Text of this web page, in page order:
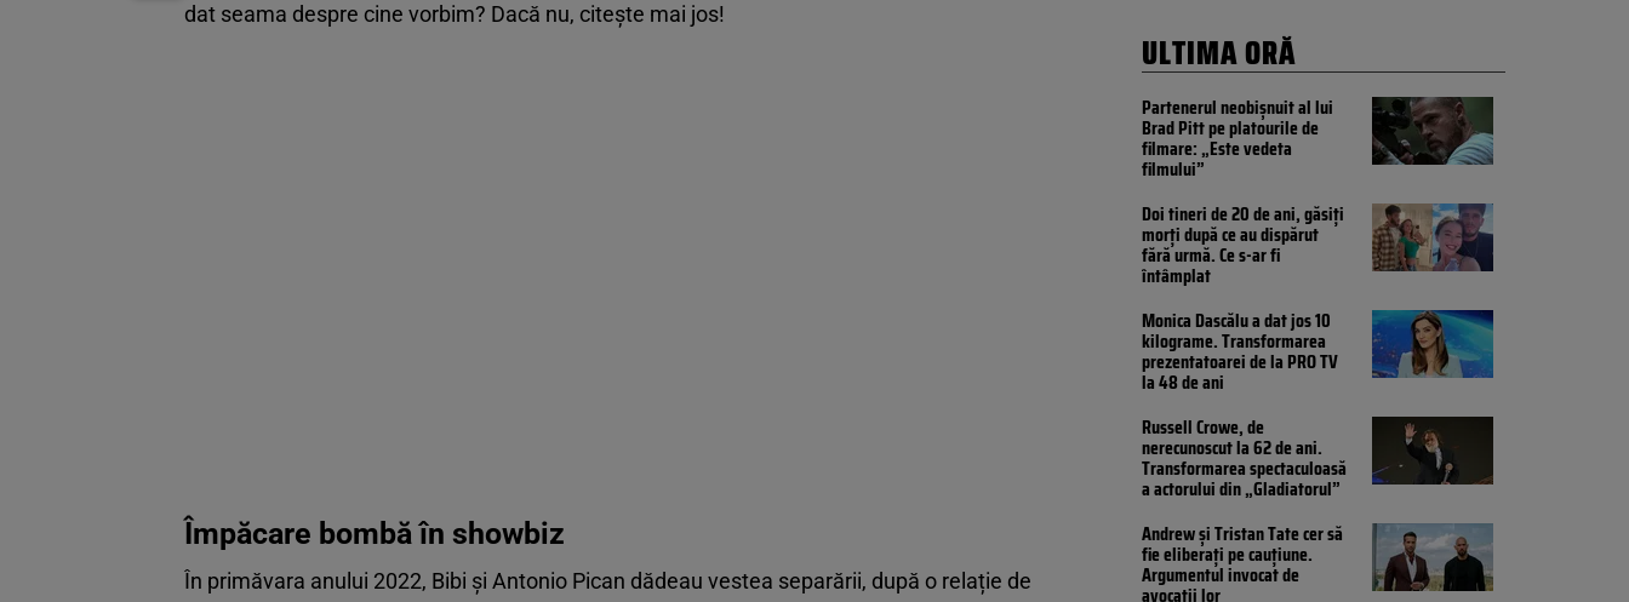
dat seama despre cine vorbim? Dacă nu, citește mai jos!
Împăcare bombă în showbiz
În primăvara anului 2022, Bibi și Antonio Pican dădeau vestea separării, după o relație de
ULTIMA ORĂ
Partenerul neobișnuit al lui
Brad Pitt pe platourile de
filmare: „Este vedeta
filmului”
Doi tineri de 20 de ani, găsiți
morți după ce au dispărut
fără urmă. Ce s-ar fi
întâmplat
Monica Dascălu a dat jos 10
kilograme. Transformarea
prezentatoarei de la PRO TV
la 48 de ani
Russell Crowe, de
nerecunoscut la 62 de ani.
Transformarea spectaculoasă
a actorului din „Gladiatorul”
Andrew și Tristan Tate cer să
fie eliberați pe cauțiune.
Argumentul invocat de
avocații lor